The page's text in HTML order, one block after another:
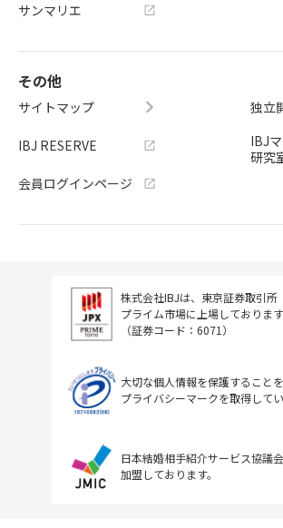
サンマリエ
その他
サイトマップ
IBJ RESERVE
会員ログインページ
独立
IBJ
研究
株式会社IBJは、東京証券取引所
プライム市場に上場しております
（証券コード：6071）
大切な個人情報を保護すること
プライバシーマークを取得してい
日本結婚相手紹介サービス協議
加盟しております。